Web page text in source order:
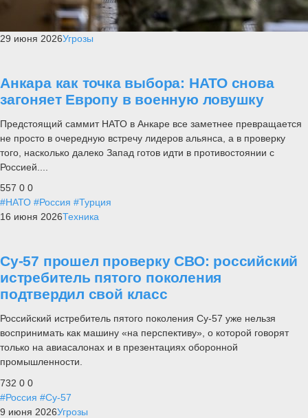
29 июня 2026Угрозы
Анкара как точка выбора: НАТО снова
загоняет Европу в военную ловушку
Предстоящий саммит НАТО в Анкаре все заметнее превращается
не просто в очередную встречу лидеров альянса, а в проверку
того, насколько далеко Запад готов идти в противостоянии с
Россией....
557 0 0
#НАТО #Россия #Турция
16 июня 2026Техника
Су-57 прошел проверку СВО: российский
истребитель пятого поколения
подтвердил свой класс
Российский истребитель пятого поколения Су-57 уже нельзя
воспринимать как машину «на перспективу», о которой говорят
только на авиасалонах и в презентациях оборонной
промышленности.
732 0 0
#Россия #Су-57
9 июня 2026Угрозы